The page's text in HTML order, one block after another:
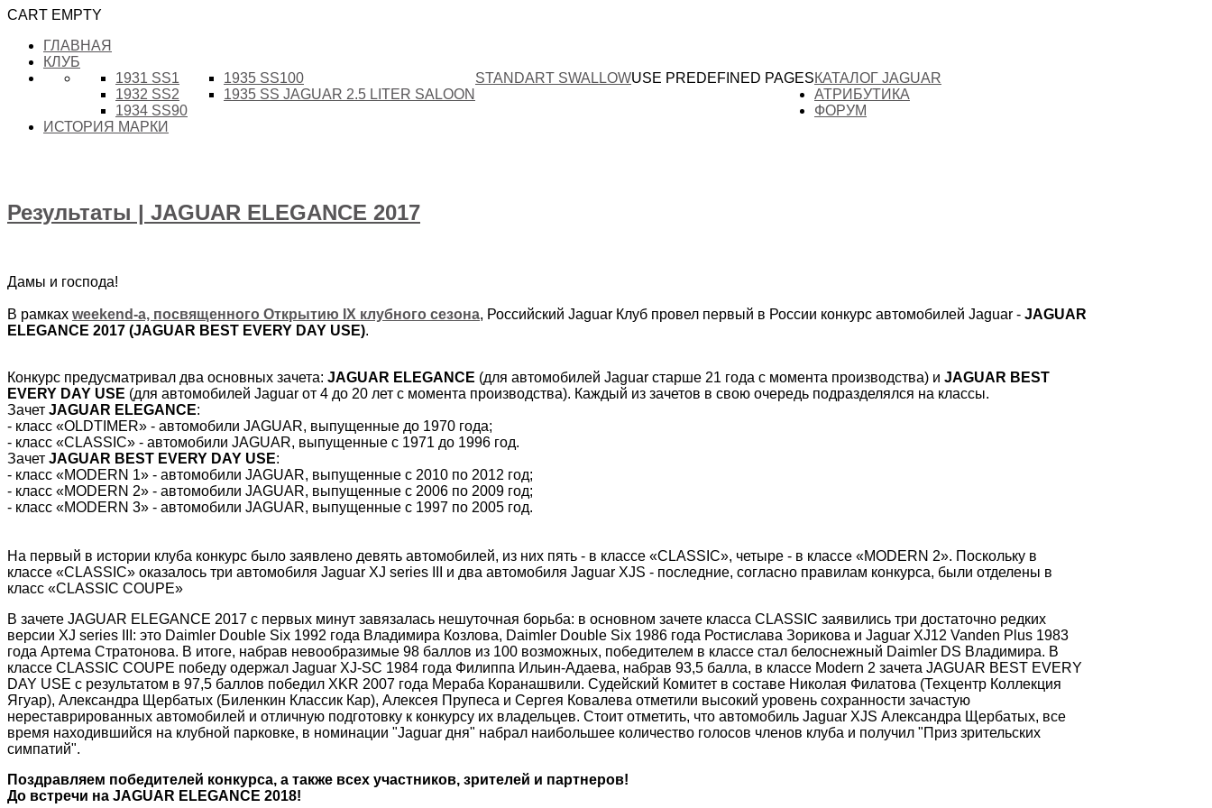
CART EMPTY
ГЛАВНАЯ
КЛУБ
КАТАЛОГ JAGUAR
STANDART SWALLOWUSE PREDEFINED PAGES
1931 SS1
1932 SS2
1934 SS90
1935 SS100
1935 SS JAGUAR 2.5 LITER SALOON
АТРИБУТИКА
ФОРУМ
ИСТОРИЯ МАРКИ
Результаты | JAGUAR ELEGANCE 2017
Дамы и господа!
В рамках weekend-а, посвященного Открытию IX клубного сезона, Российский Jaguar Клуб провел первый в России конкурс автомобилей Jaguar - JAGUAR
ELEGANCE 2017 (JAGUAR BEST EVERY DAY USE).
Конкурс предусматривал два основных зачета: JAGUAR ELEGANCE (для автомобилей Jaguar старше 21 года с момента производства) и JAGUAR BEST
EVERY DAY USE (для автомобилей Jaguar от 4 до 20 лет с момента производства). Каждый из зачетов в свою очередь подразделялся на классы.
Зачет JAGUAR ELEGANCE:
- класс «OLDTIMER» - автомобили JAGUAR, выпущенные до 1970 года;
- класс «CLASSIC» - автомобили JAGUAR, выпущенные с 1971 до 1996 год.
Зачет JAGUAR BEST EVERY DAY USE:
- класс «MODERN 1» - автомобили JAGUAR, выпущенные с 2010 по 2012 год;
- класс «MODERN 2» - автомобили JAGUAR, выпущенные с 2006 по 2009 год;
- класс «MODERN 3» - автомобили JAGUAR, выпущенные с 1997 по 2005 год.
На первый в истории клуба конкурс было заявлено девять автомобилей, из них пять - в классе «CLASSIC», четыре - в классе «MODERN 2». Поскольку в
классе «CLASSIC» оказалось три автомобиля Jaguar XJ series III и два автомобиля Jaguar XJS - последние, согласно правилам конкурса, были отделены в
класс «CLASSIC COUPE»
В зачете JAGUAR ELEGANCE 2017 с первых минут завязалась нешуточная борьба: в основном зачете класса CLASSIC заявились три достаточно редких
версии XJ series III: это Dаimler Double Six 1992 года Владимира Козлова, Dаimler Double Six 1986 года Ростислава Зорикова и Jaguar XJ12 Vanden Plus 1983
года Артема Стратонова. В итоге, набрав невообразимые 98 баллов из 100 возможных, победителем в классе стал белоснежный Dаimler DS Владимира. В
классе CLASSIC COUPE победу одержал Jaguar XJ-SC 1984 года Филиппа Ильин-Адаева, набрав 93,5 балла, в классе Modern 2 зачета JAGUAR BEST EVERY
DAY USE с результатом в 97,5 баллов победил XKR 2007 года Мераба Коранашвили. Судейский Комитет в составе Николая Филатова (Техцентр Коллекция
Ягуар), Александра Щербатых (Биленкин Классик Кар), Алексея Прупеса и Сергея Ковалева отметили высокий уровень сохранности зачастую
нереставрированных автомобилей и отличную подготовку к конкурсу их владельцев. Стоит отметить, что автомобиль Jaguar XJS Александра Щербатых, все
время находившийся на клубной парковке, в номинации "Jaguar дня" набрал наибольшее количество голосов членов клуба и получил "Приз зрительских
симпатий".
Поздравляем победителей конкурса, а также всех участников, зрителей и партнеров!
До встречи на JAGUAR ELEGANCE 2018!